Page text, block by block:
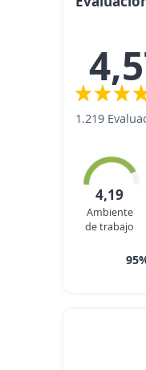
1.219
4,19
Ambiente
de trabajo